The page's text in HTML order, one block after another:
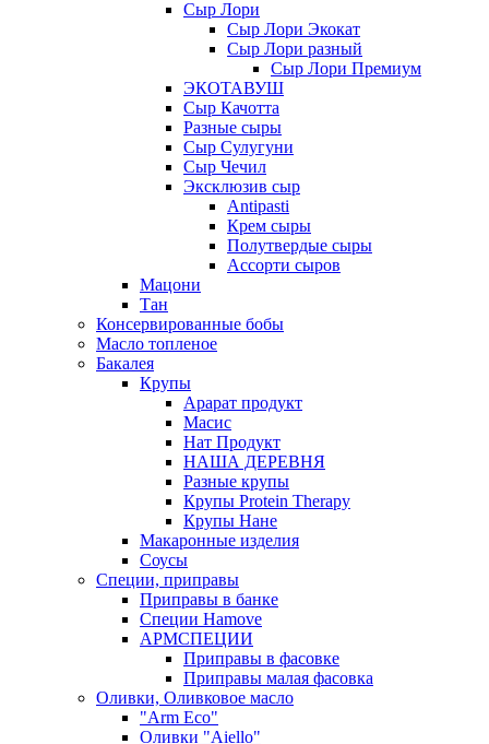
Сыр Лори
Сыр Лори Экокат
Сыр Лори разный
Сыр Лори Премиум
ЭКОТАВУШ
Сыр Качотта
Разные сыры
Сыр Сулугуни
Сыр Чечил
Эксклюзив сыр
Antipasti
Крем сыры
Полутвердые сыры
Ассорти сыров
Мацони
Тан
Консервированные бобы
Масло топленое
Бакалея
Крупы
Арарат продукт
Масис
Нат Продукт
НАША ДЕРЕВНЯ
Разные крупы
Крупы Protein Therapy
Крупы Нане
Макаронные изделия
Соусы
Специи, приправы
Приправы в банке
Специи Hamove
АРМСПЕЦИИ
Приправы в фасовке
Приправы малая фасовка
Оливки, Оливковое масло
"Arm Eco"
Оливки "Aiello"